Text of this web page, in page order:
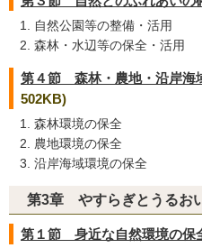
自然公園等の整備・活用
森林・水辺等の保全・活用
第４節 森林・農地・沿岸海
502KB)
森林環境の保全
農地環境の保全
沿岸海域環境の保全
第3章 やすらぎとうるお
第１節 身近な自然環境の保